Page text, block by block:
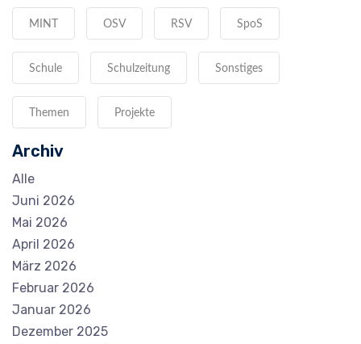
MINT OSV RSV SpoS
Schule Schulzeitung Sonstiges
Themen Projekte
Archiv
Alle
Juni 2026
Mai 2026
April 2026
März 2026
Februar 2026
Januar 2026
Dezember 2025